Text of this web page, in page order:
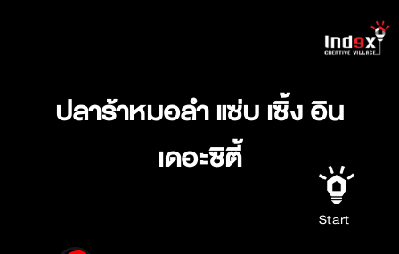
ปลาร้าหมอลำ แซ่บ เซิ้ง อิน
เดอะซิตี้
Start